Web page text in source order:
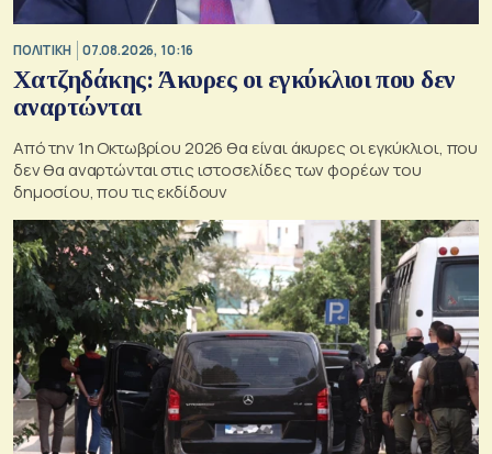
ΠΟΛΙΤΙΚΗ 07.08.2026, 10:16
Χατζηδάκης: Άκυρες οι εγκύκλιοι που δεν
αναρτώνται
Από την 1η Οκτωβρίου 2026 θα είναι άκυρες οι εγκύκλιοι, που
δεν θα αναρτώνται στις ιστοσελίδες των φορέων του
δημοσίου, που τις εκδίδουν